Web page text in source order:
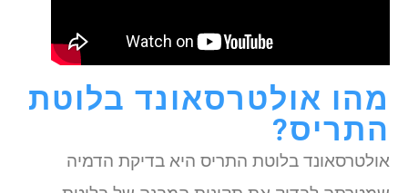
מהו אולטרסאונד בלוטת
התריס?
אולטרסאונד בלוטת התריס היא בדיקת הדמיה